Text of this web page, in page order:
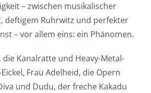
– zwischen musikalischer
deftigem Ruhrwitz und perfekter
– vor allem eins: ein Phänomen.
die Kanalratte und Heavy-Metal-
Frau Adelheid, die Opern
und Dudu, der freche Kakadu